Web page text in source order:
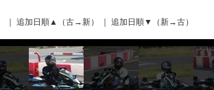
追加日順▲（古→新） 追加日順▼（新→古）